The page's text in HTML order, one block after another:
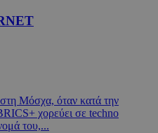
Μόσχα, όταν κατά την
χορεύει σε techno
του,...